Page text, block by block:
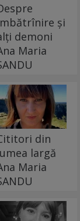
și
demoni
Maria
din
largă
Maria